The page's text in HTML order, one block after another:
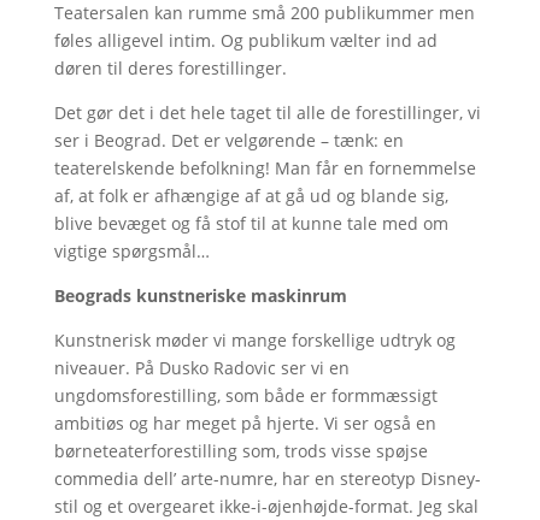
Teatersalen kan rumme små 200 publikummer men
føles alligevel intim. Og publikum vælter ind ad
døren til deres forestillinger.
Det gør det i det hele taget til alle de forestillinger, vi
ser i Beograd. Det er velgørende – tænk: en
teaterelskende befolkning! Man får en fornemmelse
af, at folk er afhængige af at gå ud og blande sig,
blive bevæget og få stof til at kunne tale med om
vigtige spørgsmål…
Beograds kunstneriske maskinrum
Kunstnerisk møder vi mange forskellige udtryk og
niveauer. På Dusko Radovic ser vi en
ungdomsforestilling, som både er formmæssigt
ambitiøs og har meget på hjerte. Vi ser også en
børneteaterforestilling som, trods visse spøjse
commedia dell’ arte-numre, har en stereotyp Disney-
stil og et overgearet ikke-i-øjenhøjde-format. Jeg skal